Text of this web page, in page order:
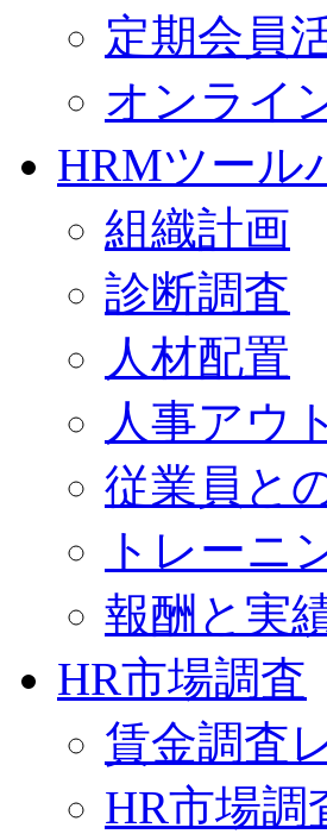
定期会員
オンライ
HRMツール
組織計画
診断調査
人材配置
人事アウ
従業員と
トレーニ
報酬と実
HR市場調査
賃金調査
HR市場調